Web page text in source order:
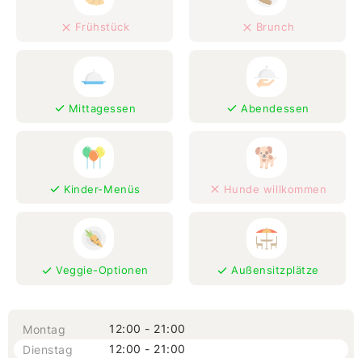
Frühstück Brunch
Mittagessen Abendessen
Kinder-Menüs Hunde willkommen
Veggie-Optionen Außensitzplätze
Montag
12:00 - 21:00
Dienstag
12:00 - 21:00